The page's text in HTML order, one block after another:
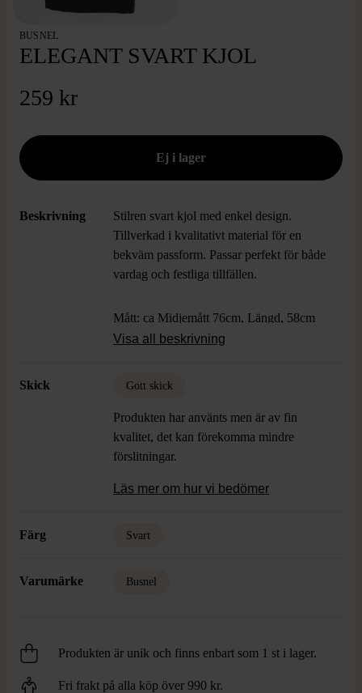
BUSNEL
ELEGANT SVART KJOL
259 kr
Beskrivning
Stilren svart kjol med enkel design.
Tillverkad i kvalitativt material för en
bekväm passform. Passar perfekt för både
vardag och festliga tillfällen.
Mått: ca Midjemått 76cm, Längd, 58cm
Visa all beskrivning
Skick Gott skick
Produkten har använts men är av fin
kvalitet, det kan förekomma mindre
förslitningar.
Läs mer om hur vi bedömer
Färg Svart
Varumärke Busnel
Produkten är unik och finns enbart som 1 st i lager.
Fri frakt på alla köp över 990 kr.